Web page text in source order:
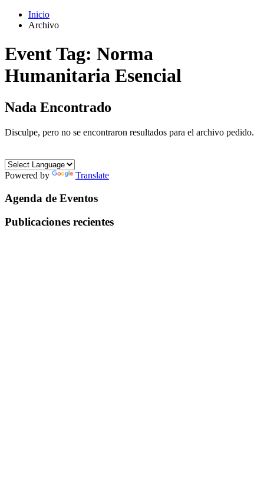
Inicio
Archivo
Event Tag: Norma
Humanitaria Esencial
Nada Encontrado
Disculpe, pero no se encontraron resultados para el archivo pedido.
Powered by Translate
Agenda de Eventos
Publicaciones recientes